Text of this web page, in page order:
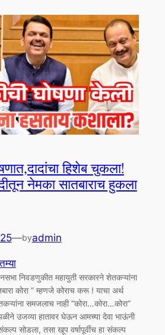
हिशेब चुकला!
नेमका सातबाराच हुकला
—byadmin
निवडणुकीत महायुती सरकारने शेतकऱ्यांना
कोरा ” म्हणजे कोराच करू ! याचा अर्थ
समजलाच नाही “कोरा…कोरा…कोरा”
उजव्या हातावर घेऊन आमच्या देवा भाऊंनी
सोडला, तसा खूप वर्षापूर्वीच हा संकल्प